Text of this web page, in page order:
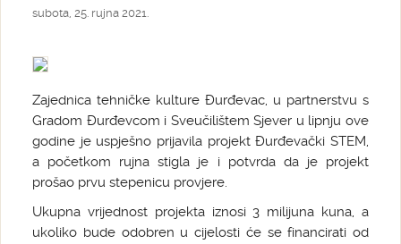
subota, 25. rujna 2021.
Zajednica tehničke kulture Đurđevac, u partnerstvu s
Gradom Đurđevcom i Sveučilištem Sjever u lipnju ove
godine je uspješno prijavila projekt Đurđevački STEM,
a početkom rujna stigla je i potvrda da je projekt
prošao prvu stepenicu provjere.
Ukupna vrijednost projekta iznosi 3 milijuna kuna, a
ukoliko bude odobren u cijelosti će se financirati od